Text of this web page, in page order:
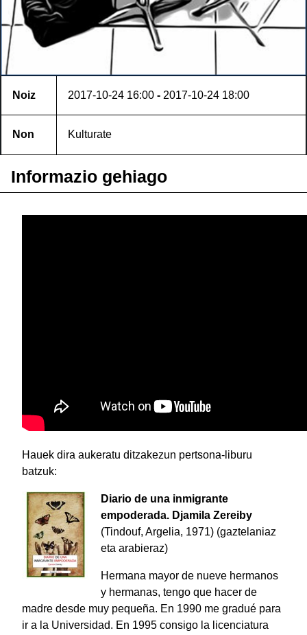
Noiz 2017-10-24 16:00 - 2017-10-24 18:00
Non Kulturate
Informazio gehiago
Hauek dira aukeratu ditzakezun pertsona-liburu
batzuk:
Diario de una inmigrante
empoderada. Djamila Zereiby
(Tindouf, Argelia, 1971) (gaztelaniaz
eta arabieraz)
Hermana mayor de nueve hermanos
y hermanas, tengo que hacer de
madre desde muy pequeña. En 1990 me gradué para
ir a la Universidad. En 1995 consigo la licenciatura